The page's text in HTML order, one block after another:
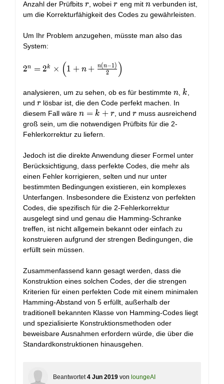
=
2^k
-
Anzahl der Prüfbits r
r , wobeir
r eng mit n
nverbunden ist,
um die Korrekturfähigkeit des Codes zu gewährleisten.
Um Ihr Problem anzugehen, müsste man also das
System:
2^n = 2^k
+
\frac{n(n-
1)}
{2}\right)
2n = 2k × (1 + n + 2
n(n−1) )
analysieren, um zu sehen, ob es für bestimmte n
n k
k
und r
r lösbar ist, die den Code perfekt machen. In
diesem Fall wäre n=k+r
n = k + r, und r
r muss ausreichend
groß sein, um die notwendigen Prüfbits für die 2-
Fehlerkorrektur zu liefern.
Jedoch ist die direkte Anwendung dieser Formel unter
Berücksichtigung, dass perfekte Codes, die mehr als
einen Fehler korrigieren, selten und nur unter
bestimmten Bedingungen existieren, ein komplexes
Unterfangen. Insbesondere die Existenz von perfekten
Codes, die spezifisch für die 2-Fehlerkorrektur
ausgelegt sind und genau die Hamming-Schranke
treffen, ist nicht allgemein bekannt oder einfach zu
konstruieren aufgrund der strengen Bedingungen, die
erfüllt sein müssen.
Zusammenfassend kann gesagt werden, dass die
Konstruktion eines solchen Codes, der die strengen
Kriterien für einen perfekten Code mit einem minimalen
Hamming-Abstand von 5 erfüllt, außerhalb der
traditionell bekannten Klasse von Hamming-Codes liegt
und spezialisierte Konstruktionsmethoden oder
beweisbare Ausnahmen erfordern würde, die über die
Standardkonstruktionen hinausgehen.
Beantwortet 4 Jun 2019 von loungeAI